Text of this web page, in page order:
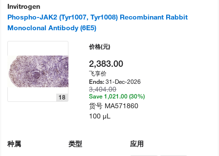
Invitrogen
Phospho-JAK2 (Tyr1007, Tyr1008) Recombinant Rabbit
Monoclonal Antibody (6E5)
18
种属
类型
应用
价格(元)
2,383.00
飞享价
Ends:31-Dec-2026
3,404.00
Save 1,021.00 (30%)
货号 MA571860
100 µL